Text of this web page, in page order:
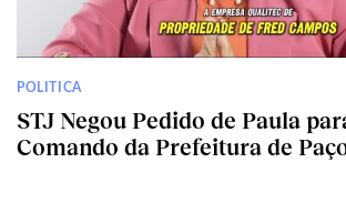
POLITICA
STJ Negou Pedido de Paula
Comando da Prefeitura de